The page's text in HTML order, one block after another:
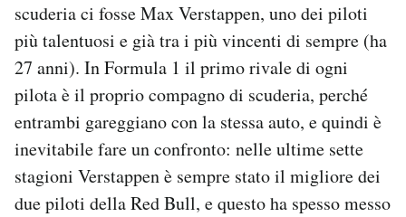
scuderia ci fosse Max Verstappen, uno dei piloti
più talentuosi e già tra i più vincenti di sempre (ha
27 anni). In Formula 1 il primo rivale di ogni
pilota è il proprio compagno di scuderia, perché
entrambi gareggiano con la stessa auto, e quindi è
inevitabile fare un confronto: nelle ultime sette
stagioni Verstappen è sempre stato il migliore dei
due piloti della Red Bull, e questo ha spesso messo